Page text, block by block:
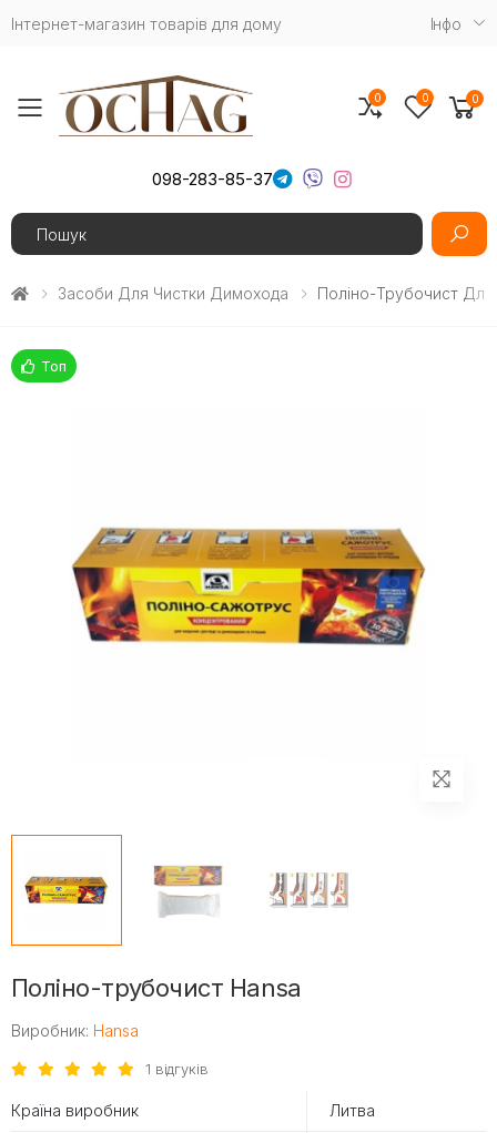
Інтернет-магазин товарів для дому Iнфо
Toggle mobile menu
098-283-85-37
Search
0 0 0
Засоби Для Чистки Димохода Поліно-Трубочист
Топ
Поліно-трубочист Hansa
Виробник: Hansa
1 відгуків
Країна виробник Литва